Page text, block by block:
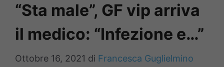
“Sta male”, GF vip arriva
il medico: “Infezione e…”
Ottobre 16, 2021 di Francesca Guglielmino